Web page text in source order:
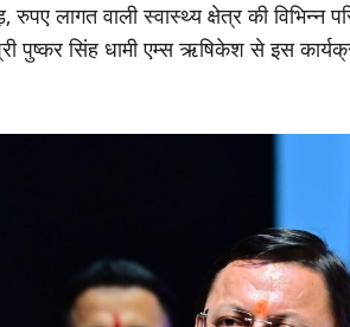
लागत वाली स्वास्थ्य क्षेत्र की विभिन्न
पुष्कर सिंह धामी एम्स ऋषिकेश से इस